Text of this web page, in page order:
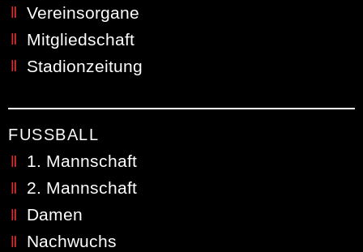
Vereinsorgane
Mitgliedschaft
Stadionzeitung
FUSSBALL
1. Mannschaft
2. Mannschaft
Damen
Nachwuchs